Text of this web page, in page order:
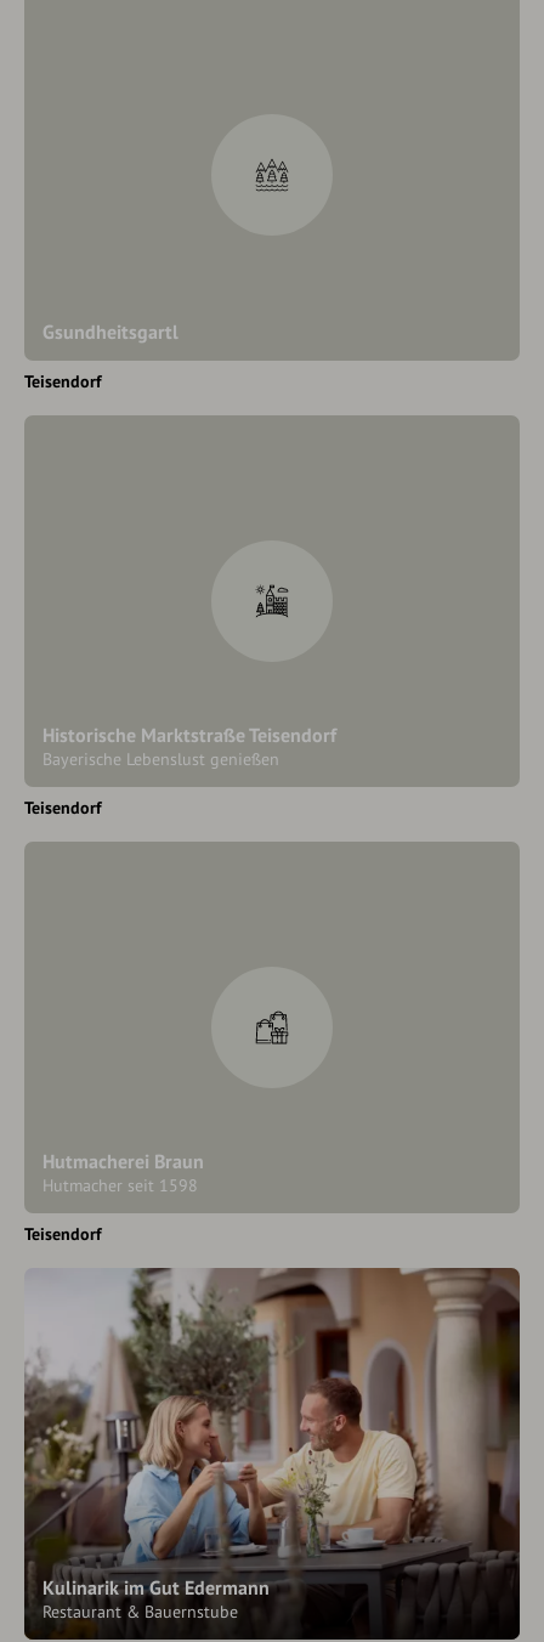
Gsundheitsgartl
Teisendorf
Historische Marktstraße Teisendorf
Bayerische Lebenslust genießen
Teisendorf
Hutmacherei Braun
Hutmacher seit 1598
Teisendorf
Kulinarik im Gut Edermann
Restaurant & Bauernstube